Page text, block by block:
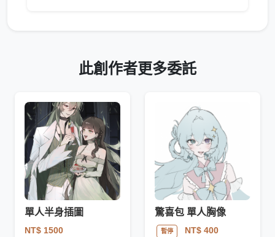
此創作者更多委託
單人半身插圖
NT$ 1500
驚喜包 單人胸像
暫停 NT$ 400